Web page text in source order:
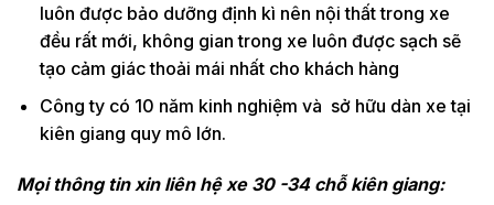
luôn được bảo dưỡng định kì nên nội thất trong xe
đều rất mới, không gian trong xe luôn được sạch sẽ
tạo cảm giác thoải mái nhất cho khách hàng
Công ty có 10 năm kinh nghiệm và sở hữu dàn xe tại
kiên giang quy mô lớn.
Mọi thông tin xin liên hệ xe 30 -34 chỗ kiên giang: